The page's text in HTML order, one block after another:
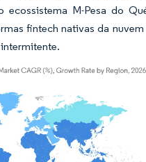
ecossistema M-Pesa do
fintech nativas da